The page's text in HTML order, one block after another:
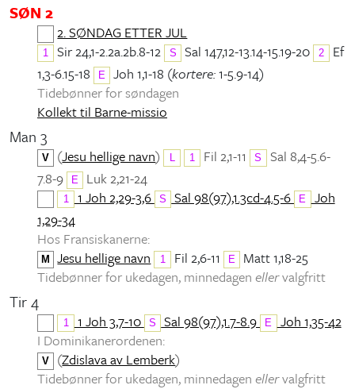
SØN 2
2. SØNDAG ETTER JUL
1 Sir 24,1-2.2a.2b.8-12 S Sal 147,12-13.14-15.19-20 2
Ef
1,3-6.15-18
E Joh 1,1-18 (kortere:1-5.9-14)
Tidebønner for søndagen
Kollekt til Barne-missio
Man 3
V (Jesu hellige navn) L 1 Fil 2,1-11 S Sal 8,4-5.6-
7.8-9
E Luk 2,21-24
1 1 Joh 2,29-3,6 S Sal 98(97),1.3cd-4.5-6 E Joh
1,29-34
Hos Fransiskanerne:
M Jesu hellige navn 1 Fil 2,6-11 E
Matt 1,18-25
Tidebønner for ukedagen, minnedagen ellervalgfritt
Tir 4
1 1 Joh 3,7-10 S Sal 98(97),1.7-8.9 E Joh 1,35-42
I Dominikanerordenen:
V (Zdislava av Lemberk)
Tidebønner for ukedagen, minnedagen ellervalgfritt